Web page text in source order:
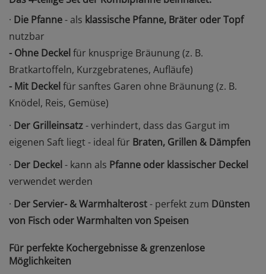
· Die Pfanne- als klassische Pfanne, Bräter oder Topf
nutzbar
- Ohne Deckel für knusprige Bräunung (z. B.
Bratkartoffeln, Kurzgebratenes, Aufläufe)
- Mit Deckel für sanftes Garen ohne Bräunung (z. B.
Knödel, Reis, Gemüse)
· Der Grilleinsatz- verhindert, dass das Gargut im
eigenen Saft liegt - ideal für Braten, Grillen & Dämpfen
· Der Deckel - kann als Pfanne oder klassischer Deckel
verwendet werden
· Der Servier- & Warmhalterost- perfekt zum Dünsten
von Fisch oder Warmhalten von Speisen
Für perfekte Kochergebnisse & grenzenlose
Möglichkeiten